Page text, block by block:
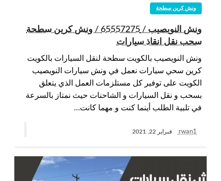
ونش كرين سطحة
ونش النويصيب / 65557275 / ونش كرين سطحة
سحب نقل انقاذ سيارات
ونش النويصيب بالكويت سطحة لنقل السيارات بالكويت
كرين سحي سيارات نعمل في ونش سيارات النويصيب
الكويت على توفير كل مستلزمات العمل الذي يتعلق
بسحب و نقل السيارات و الشاحنات حيث نمتاز بالسرعة
في تلبية الطلب أينما كنت و مهما كانت…
rwan1 فبراير 22, 2021